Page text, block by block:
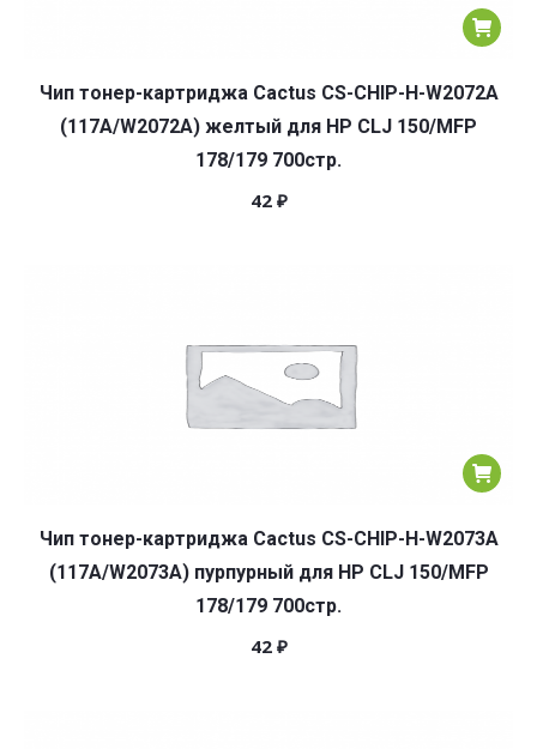
Чип тонер-картриджа Cactus CS-CHIP-H-W2072A
(117A/W2072A) желтый для HP CLJ 150/MFP
178/179 700стр.
42 ₽
Чип тонер-картриджа Cactus CS-CHIP-H-W2073A
(117A/W2073A) пурпурный для HP CLJ 150/MFP
178/179 700стр.
42 ₽